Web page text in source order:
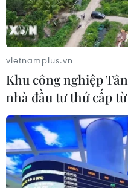
vietnamplus.vn
Khu công nghiệp
nhà đầu tư thứ cấp từ